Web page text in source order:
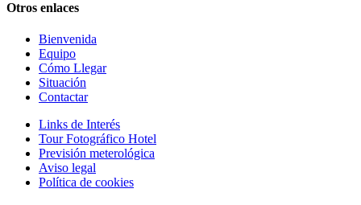
Otros enlaces
Bienvenida
Equipo
Cómo Llegar
Situación
Contactar
Links de Interés
Tour Fotográfico Hotel
Previsión meterológica
Aviso legal
Política de cookies